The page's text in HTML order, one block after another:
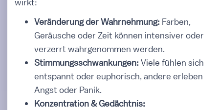
wirkt:
Veränderung der Wahrnehmung: Farben,
Geräusche oder Zeit können intensiver oder
verzerrt wahrgenommen werden.
Stimmungsschwankungen: Viele fühlen sich
entspannt oder euphorisch, andere erleben
Angst oder Panik.
Konzentration & Gedächtnis: